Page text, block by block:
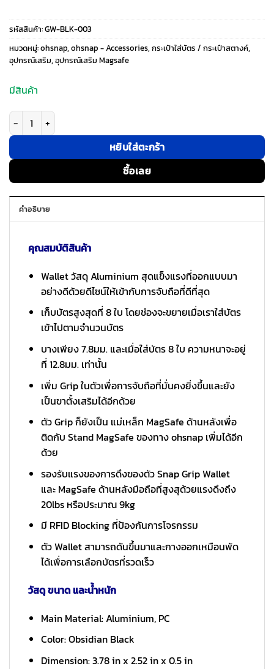
price
was:
price
is:
รหัสสินค้า:GW-BLK-003
หมวดหมู่:ohsnap, ohsnap - Accessories, กระเป๋าใส่บัตร / กระเป๋าสตางค์,
อุปกรณ์เสริม, อุปกรณ์เสริม Magsafe
มีสินค้า
จำนวน ohsnap! รุ่น Snap Grip Wallet - ที่เก็บบัตรติดหลังมือถือ - สี
หยิบใส่ตะกร้า
ซื้อเลย
คำอธิบาย
คุณสมบัติสินค้า
Wallet วัสดุ Aluminium สุดแข็งแรงที่ออกแบบมา
อย่างดีด้วยดีไซน์ให้เข้ากับการจับถือที่ดีที่สุด
เก็บบัตรสูงสุดที่ 8 ใบ โดยช่องจะขยายเมื่อเราใส่บัตร
เข้าไปตามจำนวนบัตร
บางเพียง 7.8มม. และเมื่อใส่บัตร 8 ใบ ความหนาจะอยู่
ที่ 12.8มม. เท่านั้น
เพิ่ม Grip ในตัวเพื่อการจับถือที่มั่นคงยิ่งขึ้นและยัง
เป็นขาตั้งเสริมได้อีกด้วย
ตัว Grip ก็ยังเป็น แม่เหล็ก MagSafe ด้านหลังเพื่อ
ติดกับ Stand MagSafe ของทาง ohsnap เพิ่มได้อีก
ด้วย
รองรับแรงของการดึงของตัว Snap Grip Wallet
และ MagSafe ด้านหลังมือถือที่สูงสุด้วยแรงดึงถึง
20lbs หรือประมาณ 9kg
มี RFID Blocking ที่ป้องกันการโจรกรรม
ตัว Wallet สามารถดันขึ้นมาและกางออกเหมือนพัด
ได้เพื่อการเลือกบัตรที่รวดเร็ว
วัสดุ ขนาด และน้ำหนัก
Main Material: Aluminium, PC
Color: Obsidian Black
Dimension: 3.78 in x 2.52 in x 0.5 in